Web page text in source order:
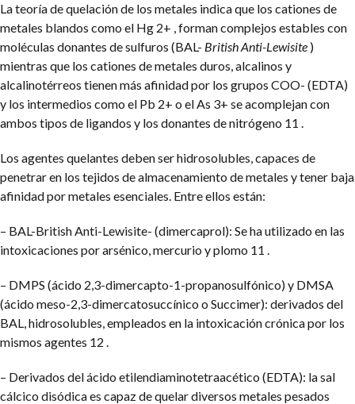
La teoría de quelación de los metales indica que los cationes de
metales blandos como el Hg 2+ , forman complejos estables con
moléculas donantes de sulfuros (BAL- British Anti-Lewisite )
mientras que los cationes de metales duros, alcalinos y
alcalinotérreos tienen más afinidad por los grupos COO- (EDTA)
y los intermedios como el Pb 2+ o el As 3+ se acomplejan con
ambos tipos de ligandos y los donantes de nitrógeno 11 .
Los agentes quelantes deben ser hidrosolubles, capaces de
penetrar en los tejidos de almacenamiento de metales y tener baja
afinidad por metales esenciales. Entre ellos están:
– BAL-British Anti-Lewisite- (dimercaprol): Se ha utilizado en las
intoxicaciones por arsénico, mercurio y plomo 11 .
– DMPS (ácido 2,3-dimercapto-1-propanosulfónico) y DMSA
(ácido meso-2,3-dimercatosuccínico o Succimer): derivados del
BAL, hidrosolubles, empleados en la intoxicación crónica por los
mismos agentes 12 .
– Derivados del ácido etilendiaminotetraacético (EDTA): la sal
cálcico disódica es capaz de quelar diversos metales pesados